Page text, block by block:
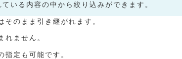
いる内容の中から絞り込みができます。
のまま引き継がれます。
れません。
指定も可能です。